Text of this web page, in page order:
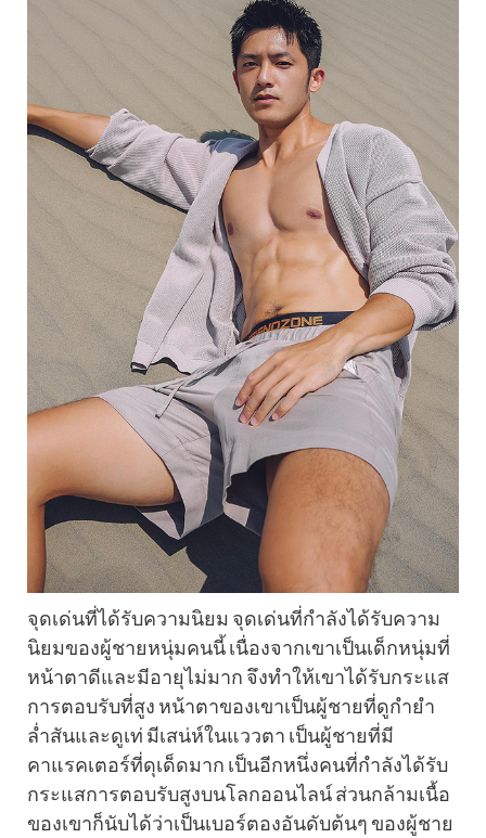
จุดเด่นที่ได้รับความนิยม จุดเด่นที่กำลังได้รับความ
นิยมของผู้ชายหนุ่มคนนี้ เนื่องจากเขาเป็นเด็กหนุ่มที่
หน้าตาดีและมีอายุไม่มาก จึงทำให้เขาได้รับกระแส
การตอบรับที่สูง หน้าตาของเขาเป็นผู้ชายที่ดูกำยำ
ล่ำสันและดูเท่ มีเสน่ห์ในแววตา เป็นผู้ชายที่มี
คาแรคเตอร์ที่ดุเด็ดมาก เป็นอีกหนึ่งคนที่กำลังได้รับ
กระแสการตอบรับสูงบนโลกออนไลน์ ส่วนกล้ามเนื้อ
ของเขาก็นับได้ว่าเป็นเบอร์ตองอันดับต้นๆ ของผู้ชาย